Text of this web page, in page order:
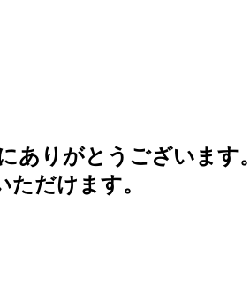
ありがとうございます。
だけます。